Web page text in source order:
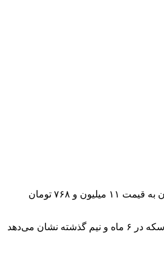
قیمت سکه نیز از ابتدای امسال تاکنون ۵۲۸ هزار تومان رشد داشته است. در ابتدای امسال هر قطعه سکه امامی ۱۱ میلیون و ۲۴۰ هزار تومان قیمت داشت که هم‌اکنون به قیمت ۱۱ میلیون و ۷۶۸ تومان
در این میان، بررسی‌ها نشان می‌دهد که قیمت سکه از زمان شروع کار دولت سیزدهم تاکنون رشد ۲۴۸ هزار تومانی را تجربه کرده است. البته تغییر اعداد و ارقام بازار سکه در ۶ ماه و نیم گذشته نشان می‌دهد